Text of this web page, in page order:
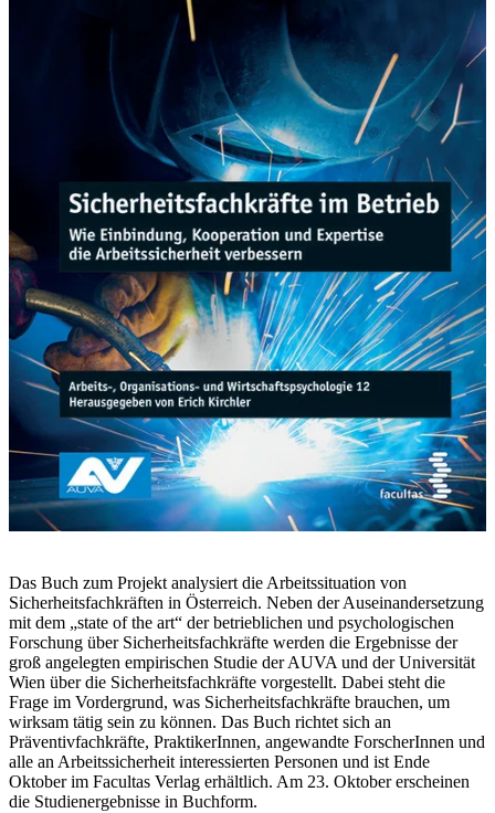
Das Buch zum Projekt analysiert die Arbeitssituation von
Sicherheitsfachkräften in Österreich. Neben der Auseinandersetzung
mit dem „state of the art“ der betrieblichen und psychologischen
Forschung über Sicherheitsfachkräfte werden die Ergebnisse der
groß angelegten empirischen Studie der AUVA und der Universität
Wien über die Sicherheitsfachkräfte vorgestellt. Dabei steht die
Frage im Vordergrund, was Sicherheitsfachkräfte brauchen, um
wirksam tätig sein zu können. Das Buch richtet sich an
Präventivfachkräfte, PraktikerInnen, angewandte ForscherInnen und
alle an Arbeitssicherheit interessierten Personen und ist Ende
Oktober im Facultas Verlag erhältlich. Am 23. Oktober erscheinen
die Studienergebnisse in Buchform.